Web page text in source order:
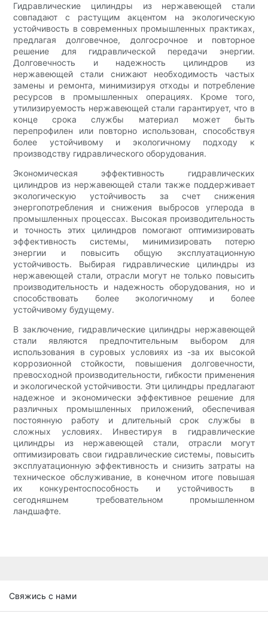
Гидравлические цилиндры из нержавеющей стали
совпадают с растущим акцентом на экологическую
устойчивость в современных промышленных практиках,
предлагая долговечное, долгосрочное и повторное
решение для гидравлической передачи энергии.
Долговечность и надежность цилиндров из
нержавеющей стали снижают необходимость частых
замены и ремонта, минимизируя отходы и потребление
ресурсов в промышленных операциях. Кроме того,
утилизируемость нержавеющей стали гарантирует, что в
конце срока службы материал может быть
перепрофилен или повторно использован, способствуя
более устойчивому и экологичному подходу к
производству гидравлического оборудования.
Экономическая эффективность гидравлических
цилиндров из нержавеющей стали также поддерживает
экологическую устойчивость за счет снижения
энергопотребления и снижения выбросов углерода в
промышленных процессах. Высокая производительность
и точность этих цилиндров помогают оптимизировать
эффективность системы, минимизировать потерю
энергии и повысить общую эксплуатационную
устойчивость. Выбирая гидравлические цилиндры из
нержавеющей стали, отрасли могут не только повысить
производительность и надежность оборудования, но и
способствовать более экологичному и более
устойчивому будущему.
В заключение, гидравлические цилиндры нержавеющей
стали являются предпочтительным выбором для
использования в суровых условиях из -за их высокой
коррозионной стойкости, повышения долговечности,
превосходной производительности, гибкости применения
и экологической устойчивости. Эти цилиндры предлагают
надежное и экономически эффективное решение для
различных промышленных приложений, обеспечивая
постоянную работу и длительный срок службы в
сложных условиях. Инвестируя в гидравлические
цилиндры из нержавеющей стали, отрасли могут
оптимизировать свои гидравлические системы, повысить
эксплуатационную эффективность и снизить затраты на
техническое обслуживание, в конечном итоге повышая
их конкурентоспособность и устойчивость в
сегодняшнем требовательном промышленном
ландшафте.
Свяжись с нами